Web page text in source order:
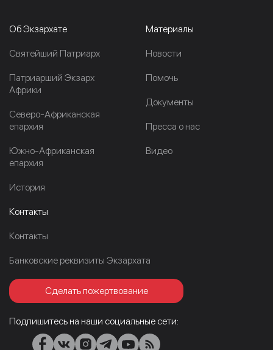
Об Экзархате
Cвятейший Патриарх
Патриарший Экзарх
Африки
Северо-Африканская
епархия
Южно-Африканская
епархия
История
Материалы
Новости
Помочь
Документы
Пресса о нас
Видео
Контакты
Контакты
Банковские реквизиты Экзархата
Сделать пожертвование
Подпишитесь на наши социальные сети: